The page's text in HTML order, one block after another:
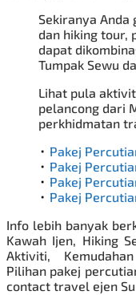
Sekiranya
dan hiking tour,
dapat
Tumpak Sewu
Lihat pula
pelancong dari
perkhidmatan
⬞ Pakej
⬞ Pakej
⬞ Pakej
⬞ Pakej
Info lebih banyak
Kawah Ijen, Hiking
Aktiviti,
Pilihan pakej
contact travel ejen